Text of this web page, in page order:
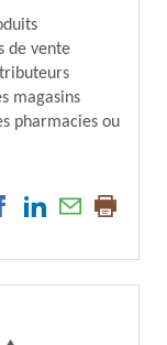
de vente
magasins
pharmacies ou